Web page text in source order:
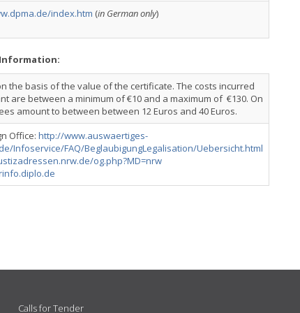
index.htm (in German only)
the basis of the value of the certificate. The costs incurred
are between a minimum of €10 and a maximum of €130. On
amount to between between 12 Euros and 40 Euros.
Office: http://www.auswaertiges-
Infoservice/FAQ/BeglaubigungLegalisation/Uebersicht.html
og.php?MD=nrw
Calls for Tender